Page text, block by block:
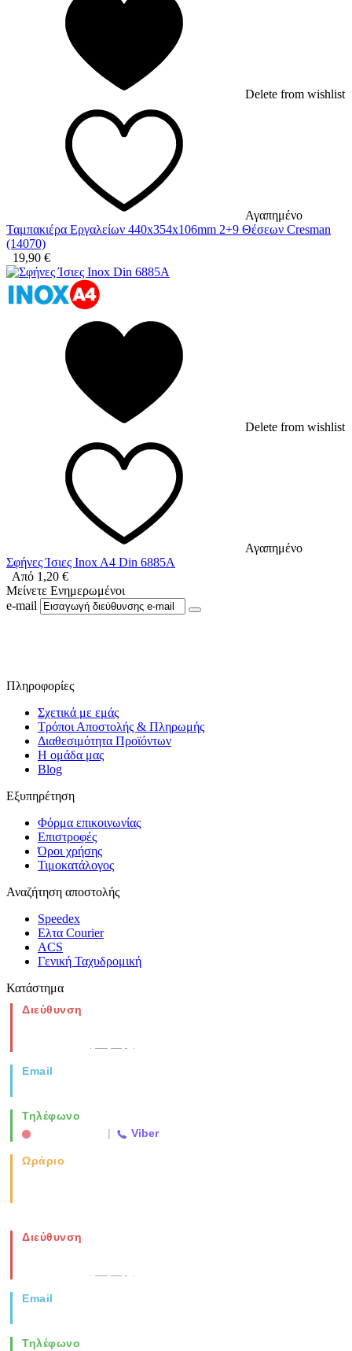
Delete from wishlist
Αγαπημένο
Ταμπακιέρα Εργαλείων 440x354x106mm 2+9 Θέσεων Cresman
(14070)
19,90 €
Delete from wishlist
Αγαπημένο
Σφήνες Ίσιες Inox A4 Din 6885A
Από 1,20 €
Μείνετε Ενημερωμένοι
e-mail
Πληροφορίες
Σχετικά με εμάς
Τρόποι Αποστολής & Πληρωμής
Διαθεσιμότητα Προϊόντων
Η ομάδα μας
Blog
Εξυπηρέτηση
Φόρμα επικοινωνίας
Επιστροφές
Όροι χρήσης
Τιμοκατάλογος
Αναζήτηση αποστολής
Speedex
Ελτα Courier
ACS
Γενική Ταχυδρομική
Κατάστημα
Διεύθυνση
Email
Τηλέφωνο
| Viber
Ωράριο
Διεύθυνση
Email
Τηλέφωνο